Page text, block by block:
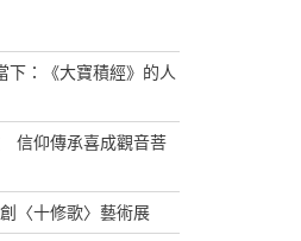
下：《大寶積經》的人
信仰傳承喜成觀音菩
〈十修歌〉藝術展